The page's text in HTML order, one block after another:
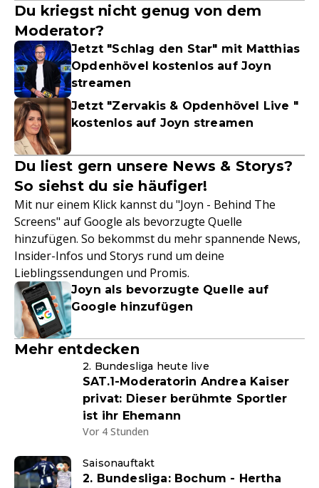
Du kriegst nicht genug von dem
Moderator?
Jetzt "Schlag den Star" mit Matthias
Opdenhövel kostenlos auf Joyn
streamen
Jetzt "Zervakis & Opdenhövel Live "
kostenlos auf Joyn streamen
Du liest gern unsere News & Storys?
So siehst du sie häufiger!
Mit nur einem Klick kannst du "Joyn - Behind The
Screens" auf Google als bevorzugte Quelle
hinzufügen. So bekommst du mehr spannende News,
Insider-Infos und Storys rund um deine
Lieblingssendungen und Promis.
Joyn als bevorzugte Quelle auf
Google hinzufügen
Mehr entdecken
2. Bundesliga heute live
SAT.1-Moderatorin Andrea Kaiser
privat: Dieser berühmte Sportler
ist ihr Ehemann
Vor 4 Stunden
Saisonauftakt
2. Bundesliga: Bochum - Hertha